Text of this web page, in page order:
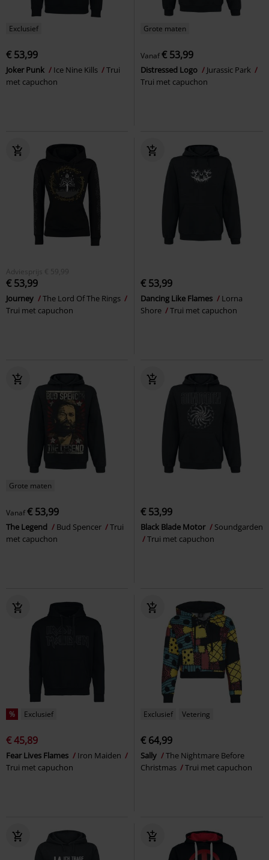
Exclusief
€ 53,99
Joker Punk Ice Nine Kills
Trui
met capuchon
Grote maten
Vanaf€ 53,99
Distressed Logo
Jurassic Park
Trui met capuchon
Adviesprijs € 59,99
€ 53,99
Journey
The Lord Of The Rings
Trui met capuchon
€ 53,99
Dancing Like Flames
Lorna
Shore
Trui met capuchon
Grote maten
Vanaf€ 53,99
The Legend Bud Spencer
Trui
met capuchon
€ 53,99
Black Blade Motor
Soundgarden
Trui met capuchon
% Exclusief
€ 45,89
Fear Lives Flames
Iron Maiden
Trui met capuchon
Exclusief Vetering
€ 64,99
Sally
The Nightmare Before
Christmas
Trui met capuchon